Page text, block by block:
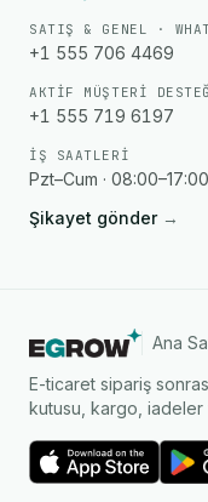
SATIŞ & GENEL ·
+1 555 706 4469
AKTIF MÜŞTERI
+1 555 719 6197
İŞ SAATLERI
Pzt–Cum ·
Şikayet gönder →
Ana
E-ticaret sipariş
kutusu, kargo,